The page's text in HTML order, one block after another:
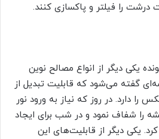
یکی دیگر از انواع مصالح نوین
گفته می‌شود که قابلیت تبدیل از
دارد. در روز که نیاز به ورود نور
را شفاف نمود و در شب برای ایجاد
یکی دیگر از قابلیت‌های این